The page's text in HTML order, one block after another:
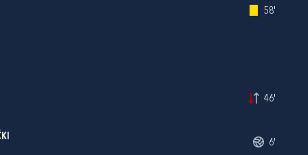
58'
46'
6'